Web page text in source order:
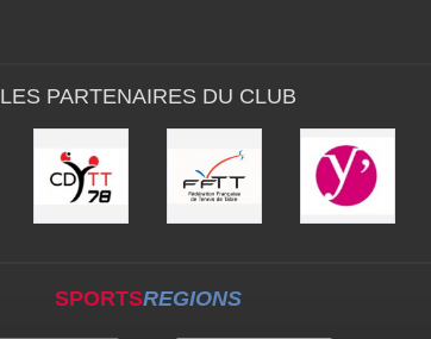
LES PARTENAIRES DU CLUB
SPORTSREGIONS